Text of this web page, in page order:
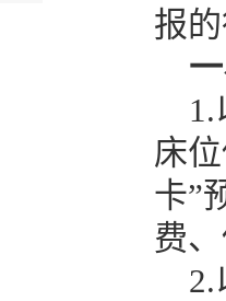
报
床
卡”
费
2.